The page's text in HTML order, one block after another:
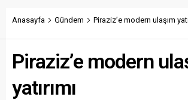
şehit edilen 7 bin 563 kişinin
belirtildi.
Anasayfa Gündem Piraziz’e modern ulaşım
Piraziz’e modern
yatırımı